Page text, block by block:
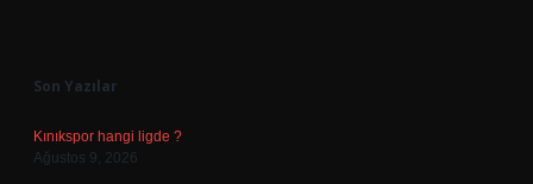
Son Yazılar
Kınıkspor hangi ligde ?
Ağustos 9, 2026